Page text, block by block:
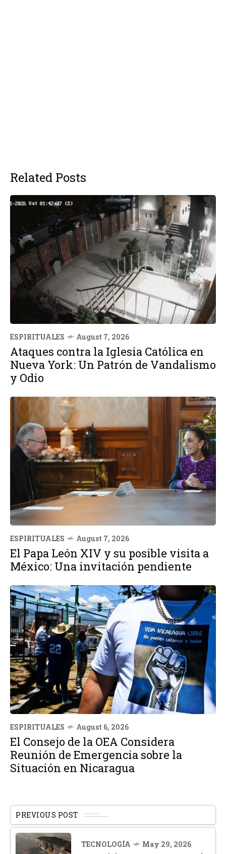
Related Posts
ESPIRITUALES August 7, 2026
Ataques contra la Iglesia Católica en
Nueva York: Un Patrón de Vandalismo
y Odio
ESPIRITUALES August 7, 2026
El Papa León XIV y su posible visita a
México: Una invitación pendiente
ESPIRITUALES August 6, 2026
El Consejo de la OEA Considera
Reunión de Emergencia sobre la
Situación en Nicaragua
PREVIOUS POST
TECNOLOGÍA May 29, 2026